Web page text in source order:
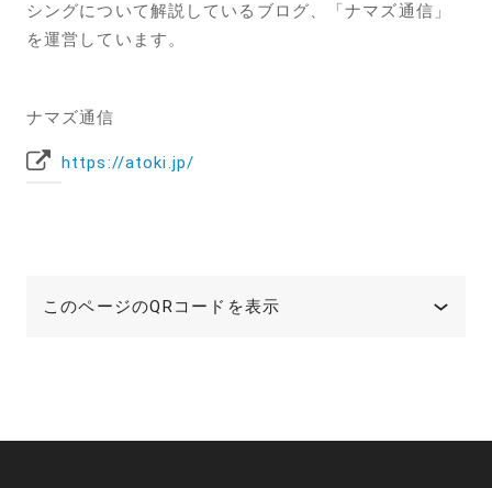
シングについて解説しているブログ、「ナマズ通信」
を運営しています。
ナマズ通信
https://atoki.jp/
このページのQRコードを表示